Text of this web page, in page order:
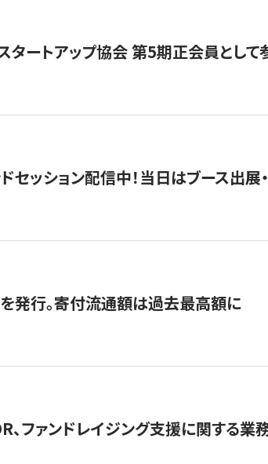
タートアップ協会 第5期正会員とし
ッション配信中！当日はブース出展
発行。寄付流通額は過去最高額に
、ファンドレイジング支援に関する業